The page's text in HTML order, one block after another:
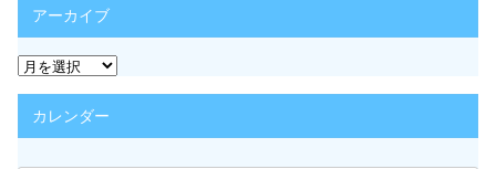
ー
アーカイブ
ア
ー
カ
イカレンダー